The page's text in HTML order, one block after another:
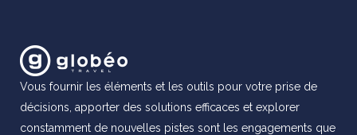
Vous fournir les éléments et les outils pour votre prise de
décisions, apporter des solutions efficaces et explorer
constamment de nouvelles pistes sont les engagements que